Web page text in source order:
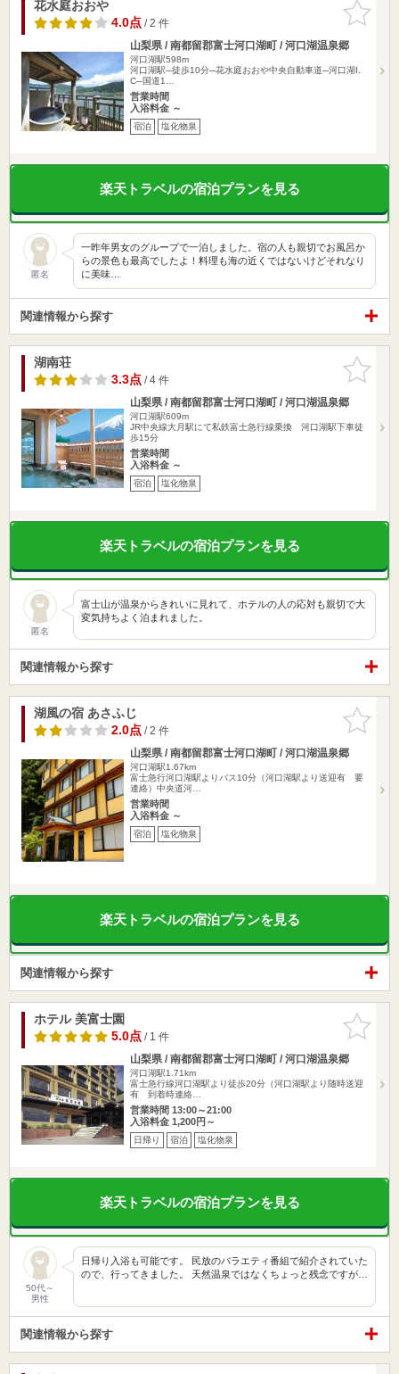
お気に入
りに追加
花水庭おおや
4.0点/ 2 件
山梨県 / 南都留郡富士河口湖町 / 河口湖温泉郷
河口湖駅598m
河口湖駅─徒歩10分─花水庭おおや中央自動車道─河口湖I.
C─国道1…
営業時間
入浴料金 ～
宿泊 塩化物泉
楽天トラベルの宿泊プランを見る
匿名
一昨年男女のグループで一泊しました。宿の人も親切でお風呂か
らの景色も最高でしたよ！料理も海の近くではないけどそれなり
に美味…
関連情報から探す
お気に入
りに追加
湖南荘
3.3点/ 4 件
山梨県 / 南都留郡富士河口湖町 / 河口湖温泉郷
河口湖駅609m
JR中央線大月駅にて私鉄富士急行線乗換 河口湖駅下車徒
歩15分
営業時間
入浴料金 ～
宿泊 塩化物泉
楽天トラベルの宿泊プランを見る
匿名
富士山が温泉からきれいに見れて、ホテルの人の応対も親切で大
変気持ちよく泊まれました。
関連情報から探す
お気に入
りに追加
湖風の宿 あさふじ
2.0点/ 2 件
山梨県 / 南都留郡富士河口湖町 / 河口湖温泉郷
河口湖駅1.67km
富士急行河口湖駅よりバス10分（河口湖駅より送迎有 要
連絡）中央道河…
営業時間
入浴料金 ～
宿泊 塩化物泉
楽天トラベルの宿泊プランを見る
関連情報から探す
お気に入
りに追加
ホテル 美富士園
5.0点/ 1 件
山梨県 / 南都留郡富士河口湖町 / 河口湖温泉郷
河口湖駅1.71km
富士急行線河口湖駅より徒歩20分（河口湖駅より随時送迎
有 到着時連絡…
営業時間 13:00～21:00
入浴料金 1,200円～
日帰り 宿泊 塩化物泉
楽天トラベルの宿泊プランを見る
50代～
男性
日帰り入浴も可能です。 民放のバラエティ番組で紹介されていた
ので、行ってきました。 天然温泉ではなくちょっと残念ですが…
関連情報から探す